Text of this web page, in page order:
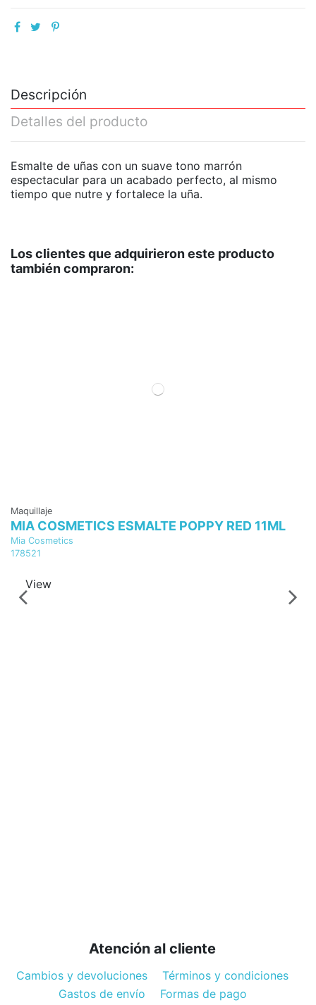
Descripción
Detalles del producto
Esmalte de uñas con un suave tono marrón
espectacular para un acabado perfecto, al mismo
tiempo que nutre y fortalece la uña.
Los clientes que adquirieron este producto
también compraron:
Maquillaje
MIA COSMETICS ESMALTE POPPY RED 11ML
Mia Cosmetics
178521
View
Atención al cliente
Cambios y devoluciones
Términos y condiciones
Gastos de envío
Formas de pago